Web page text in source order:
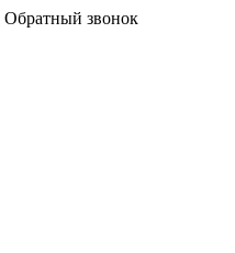
Обратный звонок